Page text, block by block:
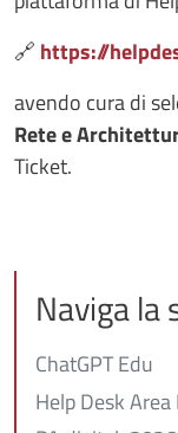
🔗 https://
avendo cura di
Rete e
Ticket.
Naviga la
ChatGPT Edu
Help Desk